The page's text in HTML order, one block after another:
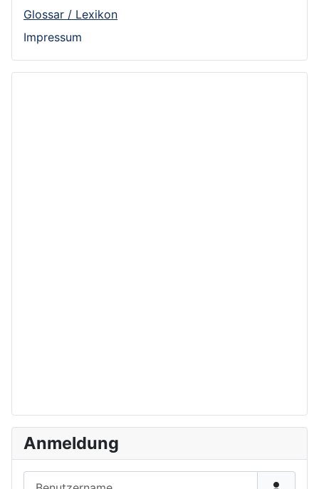
Glossar / Lexikon
Impressum
Anmeldung